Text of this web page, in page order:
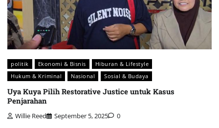
politik Ekonomi & Bisnis
Hiburan & Lifestyle
Hukum & Kriminal
Nasional Sosial & Budaya
Uya Kuya Pilih Restorative Justice untuk Kasus
Penjarahan
Willie Reed September 5, 2025 0